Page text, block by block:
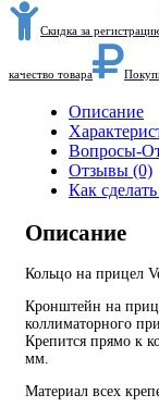
Скидка за
качество товара
Описание
Вопросы-
Отзывы (0)
Как сделать
Описание
Кольцо на прицел
Кронштейн на
коллиматорного
Крепится прямо к
мм.
Материал всех